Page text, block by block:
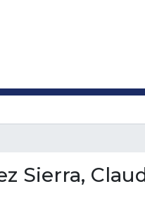
Sierra,